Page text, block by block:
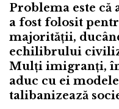
Problema este
a fost folosit
majorității,
echilibrului
Mulți imigranți, în
aduc cu ei
talibanizează